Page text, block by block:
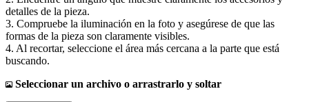
detalles de la pieza.
3. Compruebe la iluminación en la foto y asegúrese de que las
formas de la pieza son claramente visibles.
4. Al recortar, seleccione el área más cercana a la parte que está
buscando.
Seleccionar un archivo o arrastrarlo y soltar